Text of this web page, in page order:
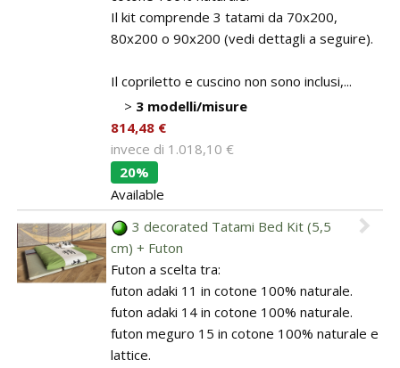
Il kit comprende 3 tatami da 70x200,
80x200 o 90x200 (vedi dettagli a seguire).
Il copriletto e cuscino non sono inclusi,...
> 3 modelli/misure
814,48 €
invece di 1.018,10 €
20%
Available
3 decorated Tatami Bed Kit (5,5
cm) + Futon
Futon a scelta tra:
futon adaki 11 in cotone 100% naturale.
futon adaki 14 in cotone 100% naturale.
futon meguro 15 in cotone 100% naturale e
lattice.